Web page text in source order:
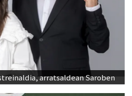
arratsaldean Saroben